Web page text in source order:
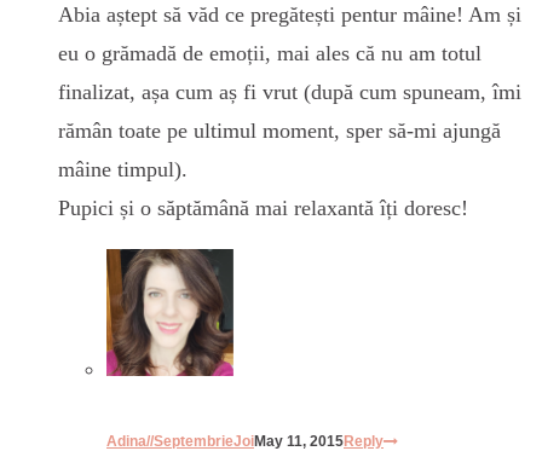
Abia aștept să văd ce pregătești pentur mâine! Am și
eu o grămadă de emoții, mai ales că nu am totul
finalizat, așa cum aș fi vrut (după cum spuneam, îmi
rămân toate pe ultimul moment, sper să-mi ajungă
mâine timpul).
Pupici și o săptămână mai relaxantă îți doresc!
Adina//SeptembrieJoiMay 11, 2015Reply